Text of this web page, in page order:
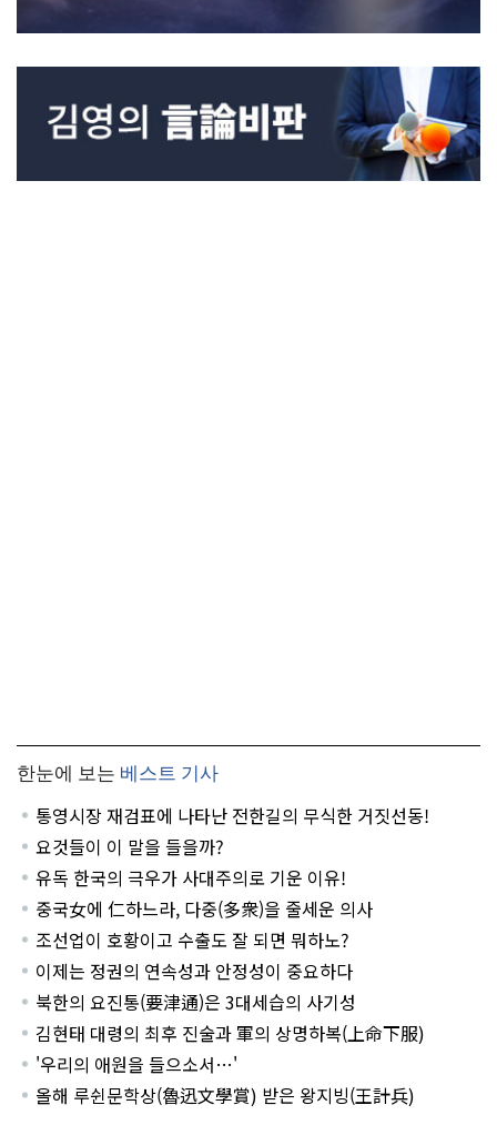
한눈에 보는 베스트 기사
통영시장 재검표에 나타난 전한길의 무식한 거짓선동!
요것들이 이 말을 들을까?
유독 한국의 극우가 사대주의로 기운 이유!
중국女에 仁하느라, 다중(多衆)을 줄세운 의사
조선업이 호황이고 수출도 잘 되면 뭐하노?
이제는 정권의 연속성과 안정성이 중요하다
북한의 요진통(要津通)은 3대세습의 사기성
김현태 대령의 최후 진술과 軍의 상명하복(上命下服)
'우리의 애원을 들으소서…'
올해 루쉰문학상(魯迅文學賞) 받은 왕지빙(王計兵)